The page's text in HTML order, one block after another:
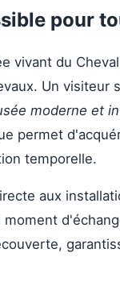
pour
vivant du
Un visiteur
moderne et
permet
temporelle.
aux